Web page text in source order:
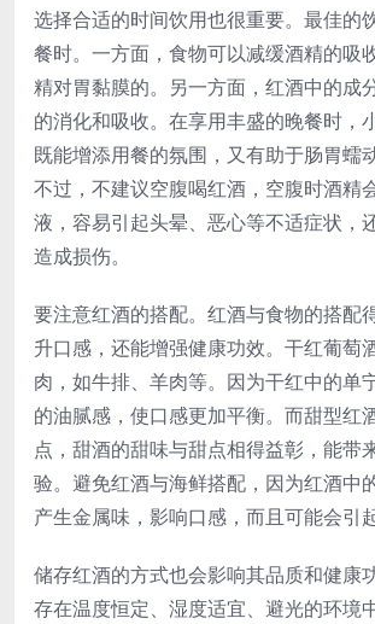
选择合适的时间饮用也很重要。最佳的
餐时。一方面，食物可以减缓酒精的吸
精对胃黏膜的。另一方面，红酒中的成
的消化和吸收。在享用丰盛的晚餐时，
既能增添用餐的氛围，又有助于肠胃蠕
不过，不建议空腹喝红酒，空腹时酒精
液，容易引起头晕、恶心等不适症状，
造成损伤。
要注意红酒的搭配。红酒与食物的搭配
升口感，还能增强健康功效。干红葡萄
肉，如牛排、羊肉等。因为干红中的单
的油腻感，使口感更加平衡。而甜型红
点，甜酒的甜味与甜点相得益彰，能带
验。避免红酒与海鲜搭配，因为红酒中
产生金属味，影响口感，而且可能会引
储存红酒的方式也会影响其品质和健康
存在温度恒定、湿度适宜、避光的环境